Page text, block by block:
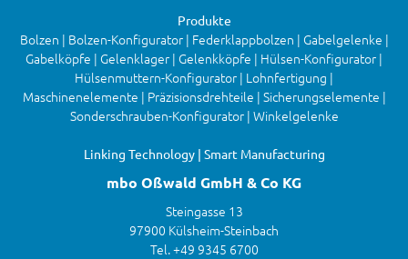
Produkte
Bolzen | Bolzen-Konfigurator | Federklappbolzen | Gabelgelenke |
Gabelköpfe | Gelenklager | Gelenkköpfe | Hülsen-Konfigurator |
Hülsenmuttern-Konfigurator | Lohnfertigung |
Maschinenelemente | Präzisionsdrehteile | Sicherungselemente |
Sonderschrauben-Konfigurator | Winkelgelenke
Linking Technology | Smart Manufacturing
mbo Oßwald GmbH & Co KG
Steingasse 13
97900 Külsheim-Steinbach
Tel. +49 9345 6700